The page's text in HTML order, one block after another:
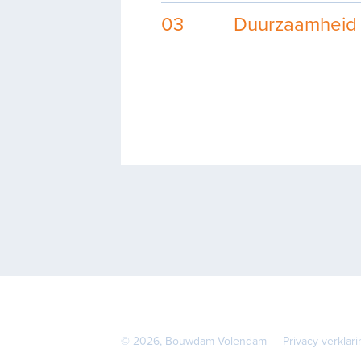
03
Duurzaamheid
© 2026, Bouwdam Volendam Privacy